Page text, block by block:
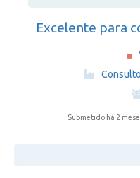
Excelente para
Submetido há 2